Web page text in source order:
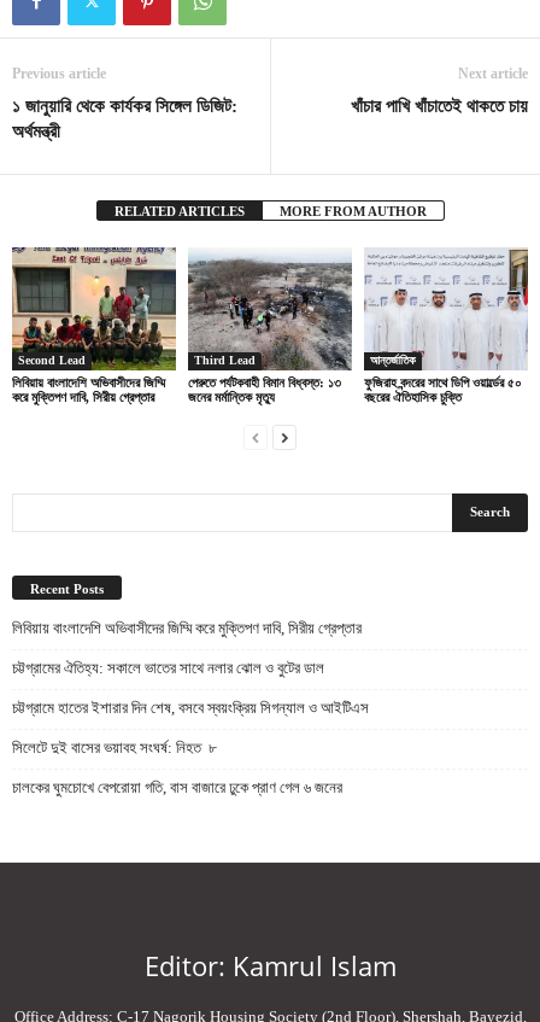
Previous article
১ জানুয়ারি থেকে কার্যকর সিঙ্গেল ডিজিট:
অর্থমন্ত্রী
Next article
খাঁচার পাখি খাঁচাতেই থাকতে চায়
RELATED ARTICLES MORE FROM AUTHOR
Second Lead
লিবিয়ায় বাংলাদেশি অভিবাসীদের জিম্মি
করে মুক্তিপণ দাবি, সিরীয় গ্রেপ্তার
Third Lead
পেরুতে পর্যটকবাহী বিমান বিধ্বস্ত: ১৩
জনের মর্মান্তিক মৃত্যু
আন্তর্জাতিক
ফুজিরাহ বন্দরের সাথে ডিপি ওয়ার্ল্ডের ৫০
বছরের ঐতিহাসিক চুক্তি
Recent Posts
লিবিয়ায় বাংলাদেশি অভিবাসীদের জিম্মি করে মুক্তিপণ দাবি, সিরীয় গ্রেপ্তার
চট্টগ্রামের ঐতিহ্য: সকালে ভাতের সাথে নলার ঝোল ও বুটের ডাল
চট্টগ্রামে হাতের ইশারার দিন শেষ, বসবে স্বয়ংক্রিয় সিগন্যাল ও আইটিএস
সিলেটে দুই বাসের ভয়াবহ সংঘর্ষ: নিহত ৮
চালকের ঘুমচোখে বেপরোয়া গতি, বাস বাজারে ঢুকে প্রাণ গেল ৬ জনের
Editor: Kamrul Islam
Office Address: C-17 Nagorik Housing Society (2nd Floor), Shershah, Bayezid,